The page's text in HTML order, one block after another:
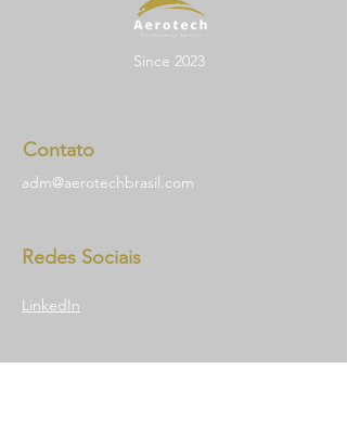
Since 2023
Contato
adm@aerotechbrasil.com
Redes Sociais
LinkedIn